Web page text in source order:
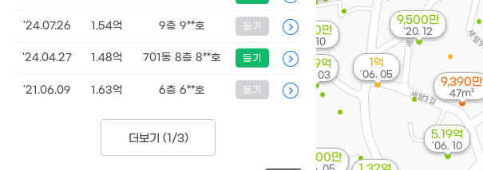
1.39억
'21. 03
9,500만
'20. 12
9,390만
47m²
5,400만
2,360만
'07. 10
5.19억
'06. 10
1억
'06. 05
'24.07.26 1.54억 9층 9**호 등기
'24.04.27 1.48억 701동 8층 8**호 등기
'21.06.09 1.63억 6층 6**호 등기
더보기 (1/3)